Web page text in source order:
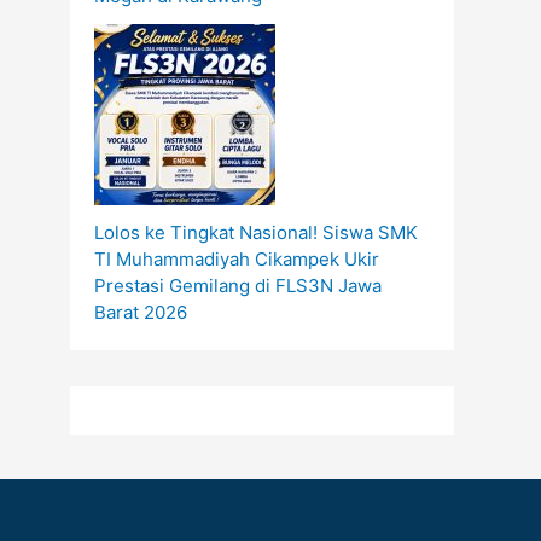
Lolos ke Tingkat Nasional! Siswa SMK
TI Muhammadiyah Cikampek Ukir
Prestasi Gemilang di FLS3N Jawa
Barat 2026